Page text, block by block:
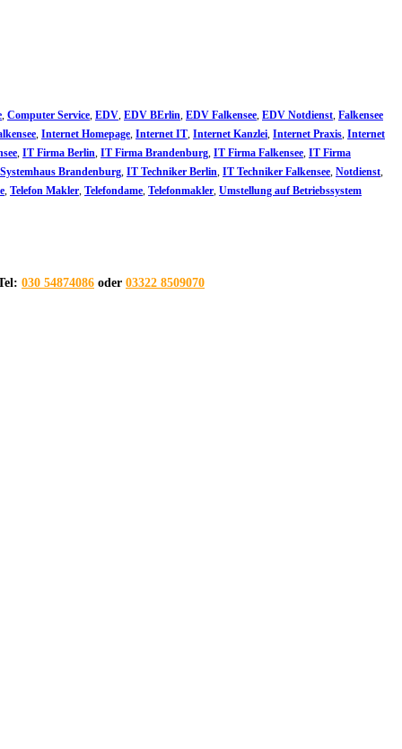
Computer Service EDV EDV BErlin EDV Falkensee EDV Notdienst Falkensee
Internet Homepage Internet IT Internet Kanzlei Internet Praxis Internet
IT Firma Berlin IT Firma Brandenburg IT Firma Falkensee IT Firma
Brandenburg IT Techniker Berlin IT Techniker Falkensee Notdienst
Telefon Makler Telefondame Telefonmakler Umstellung auf Betriebssystem
030 54874086 oder 03322 8509070